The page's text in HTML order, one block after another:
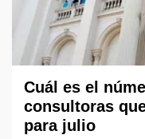
Cuál es el
consultoras
para julio